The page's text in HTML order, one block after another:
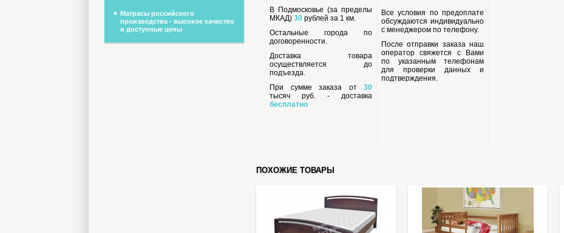
В Подмосковье (за пределы
МКАД)30 рублей за 1 км.
Остальные города по
договоренности.
Доставка товара
осуществляется до
подъезда.
При сумме заказа от30
тысяч руб. - доставка
бесплатно
Все условия по предоплате
обсуждаются индивидуально
с менеджером по телефону.
После отправки заказа наш
оператор свяжется с Вами
по указанным телефонам
для проверки данных и
подтверждения.
ПОХОЖИЕ ТОВАРЫ
Матрасы российского
производства - высокое качество
и доступные цены